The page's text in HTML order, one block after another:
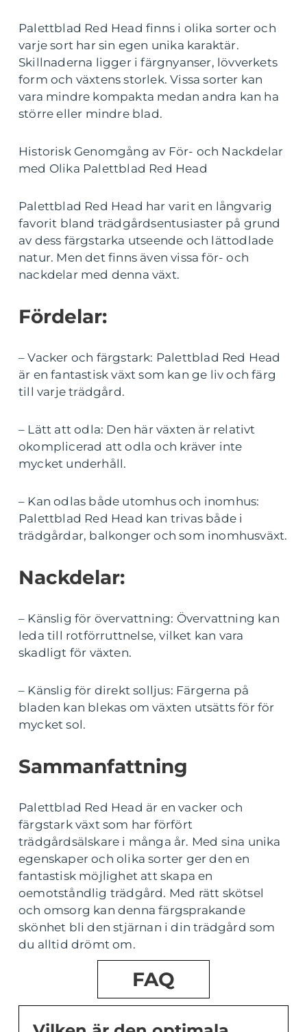
Palettblad Red Head finns i olika sorter och
varje sort har sin egen unika karaktär.
Skillnaderna ligger i färgnyanser, lövverkets
form och växtens storlek. Vissa sorter kan
vara mindre kompakta medan andra kan ha
större eller mindre blad.
Historisk Genomgång av För- och Nackdelar
med Olika Palettblad Red Head
Palettblad Red Head har varit en långvarig
favorit bland trädgårdsentusiaster på grund
av dess färgstarka utseende och lättodlade
natur. Men det finns även vissa för- och
nackdelar med denna växt.
Fördelar:
– Vacker och färgstark: Palettblad Red Head
är en fantastisk växt som kan ge liv och färg
till varje trädgård.
– Lätt att odla: Den här växten är relativt
okomplicerad att odla och kräver inte
mycket underhåll.
– Kan odlas både utomhus och inomhus:
Palettblad Red Head kan trivas både i
trädgårdar, balkonger och som inomhusväxt.
Nackdelar:
– Känslig för övervattning: Övervattning kan
leda till rotförruttnelse, vilket kan vara
skadligt för växten.
– Känslig för direkt solljus: Färgerna på
bladen kan blekas om växten utsätts för för
mycket sol.
Sammanfattning
Palettblad Red Head är en vacker och
färgstark växt som har förfört
trädgårdsälskare i många år. Med sina unika
egenskaper och olika sorter ger den en
fantastisk möjlighet att skapa en
oemotståndlig trädgård. Med rätt skötsel
och omsorg kan denna färgsprakande
skönhet bli den stjärnan i din trädgård som
du alltid drömt om.
FAQ